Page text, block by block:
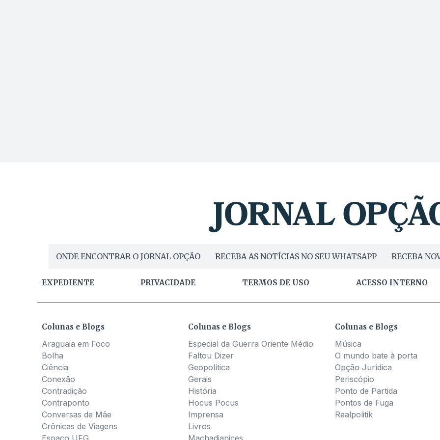
ONDE ENCONTRAR O JORNAL OPÇÃO RECEBA AS NOTÍCIAS NO SEU WHATSAPP RECEBA
EXPEDIENTE PRIVACIDADE TERMOS DE USO ACESSO INTERNO
Colunas e Blogs
Araguaia em Foco
Bolha
Ciência
Conexão
Contradição
Contraponto
Conversas de Mãe
Crônicas de Viagens
Espaço UFG
Colunas e Blogs
Especial da Guerra Oriente Médio
Faltou Dizer
Geopolítica
Gerais
História
Hocus Pocus
Imprensa
Livros
Machadianices...
Colunas e Blogs
Música
O mundo bate à porta
Opção Jurídica
Periscópio
Ponto de Partida
Pontos de Fuga
Realpolitik